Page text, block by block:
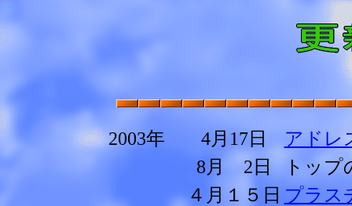
2003年 4月17日
アドレ
8月 2日
トップ
４月１５日 プラス